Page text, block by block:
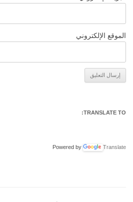
الموقع الإلكتروني
TRANSLATE TO:
Powered by Translate